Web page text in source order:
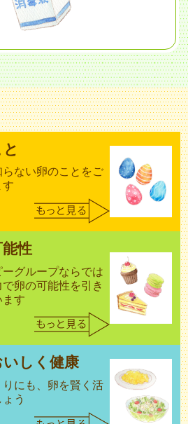
ない卵のことをご
す
性
ーグループならでは
で卵の可能性を引き
ます
いしく健康
にも、卵を賢く活
う